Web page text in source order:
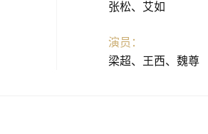
张松、艾如
演员：
梁超、王西、魏尊